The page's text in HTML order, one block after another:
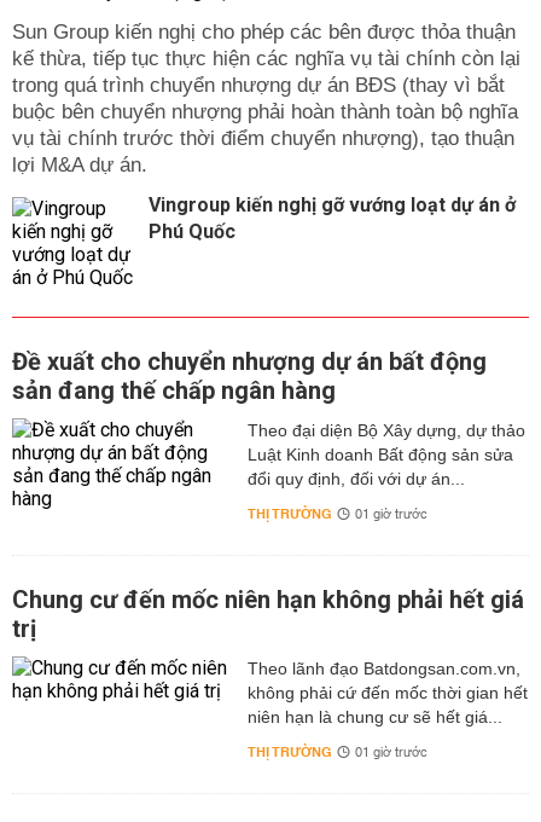
Sun Group kiến nghị cho phép các bên được thỏa thuận
kế thừa, tiếp tục thực hiện các nghĩa vụ tài chính còn lại
trong quá trình chuyển nhượng dự án BĐS (thay vì bắt
buộc bên chuyển nhượng phải hoàn thành toàn bộ nghĩa
vụ tài chính trước thời điểm chuyển nhượng), tạo thuận
lợi M&A dự án.
Vingroup kiến nghị gỡ vướng loạt dự án ở
Phú Quốc
Đề xuất cho chuyển nhượng dự án bất động
sản đang thế chấp ngân hàng
Theo đại diện Bộ Xây dựng, dự thảo
Luật Kinh doanh Bất động sản sửa
đổi quy định, đối với dự án...
THỊ TRƯỜNG 01 giờ trước
Chung cư đến mốc niên hạn không phải hết giá
trị
Theo lãnh đạo Batdongsan.com.vn,
không phải cứ đến mốc thời gian hết
niên hạn là chung cư sẽ hết giá...
THỊ TRƯỜNG 01 giờ trước